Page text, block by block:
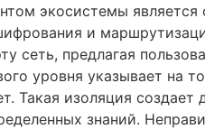
экосистемы является
и
сеть, предлагая
уровня указывает на
Такая изоляция
знаний.